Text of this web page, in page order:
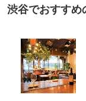
渋谷でおすすめ